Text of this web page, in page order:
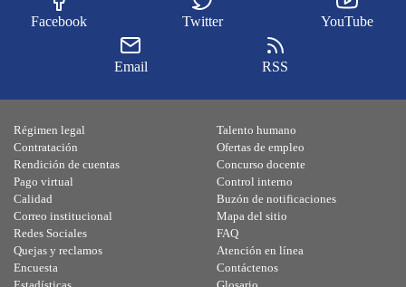
Facebook Twitter YouTube
Email RSS
Régimen legal
Contratación
Rendición de cuentas
Pago virtual
Calidad
Talento humano
Ofertas de empleo
Concurso docente
Control interno
Buzón de notificaciones
Correo institucional
Redes Sociales
Quejas y reclamos
Encuesta
Mapa del sitio
FAQ
Atención en línea
Contáctenos